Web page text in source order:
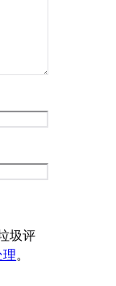
圾评
理。